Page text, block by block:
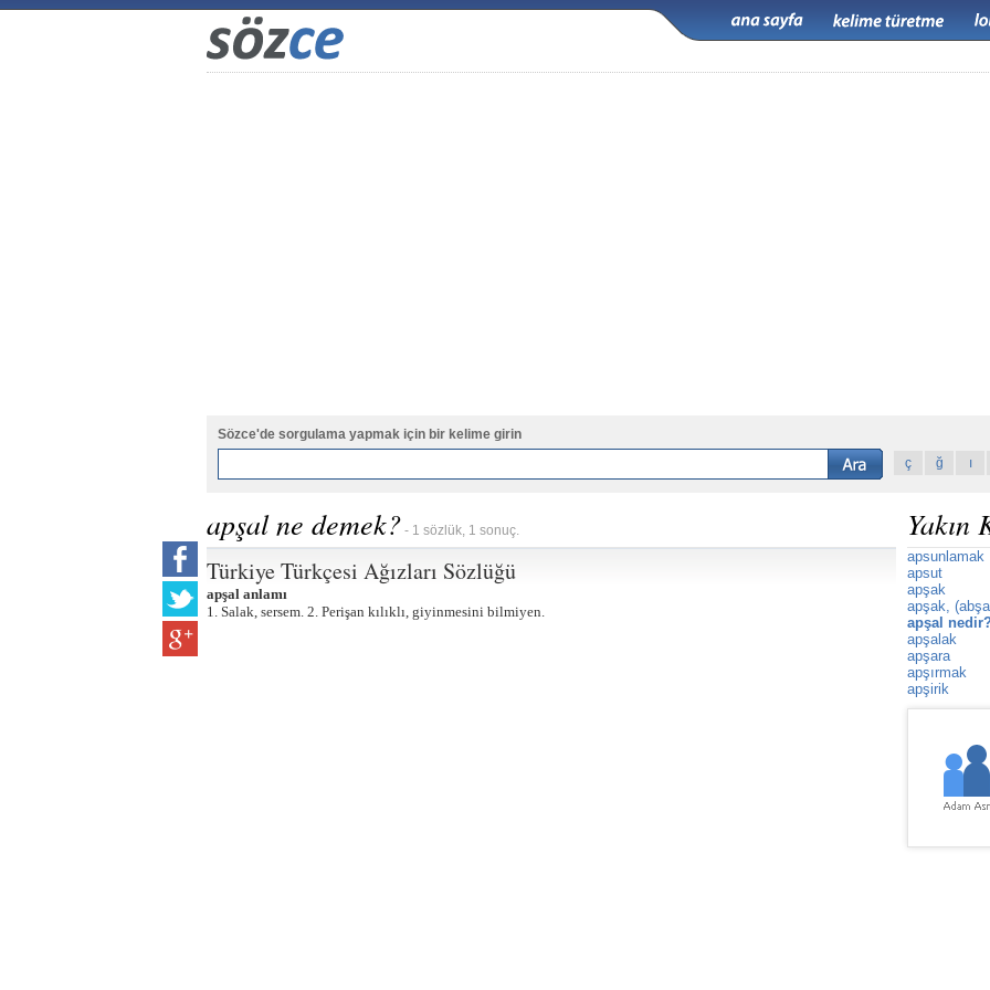
Sözce'de sorgulama yapmak için bir kelime girin
ç
ğ ı
apşal ne demek? - 1 sözlük, 1 sonuç.
Türkiye Türkçesi Ağızları Sözlüğü
apşal anlamı
1. Salak, sersem. 2. Perişan kılıklı, giyinmesini bilmiyen.
Yakın
apsunlamak
apsut
apşak
apşak,
apşal
apşalak
apşara
apşırmak
apşirik